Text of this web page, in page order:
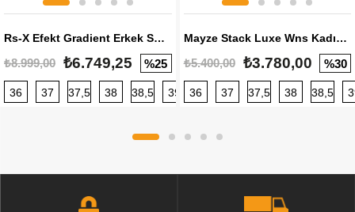
Rs-X Efekt Gradient Erkek Sneaker
₺8.999,00 ₺6.749,25 %25
36 37 37,5 38 38,5 39 40 40,5 41 42 42,5
Mayze Stack Luxe Wns Kadın Sneaker
₺5.400,00 ₺3.780,00 %30
36 37 37,5 38 38,5